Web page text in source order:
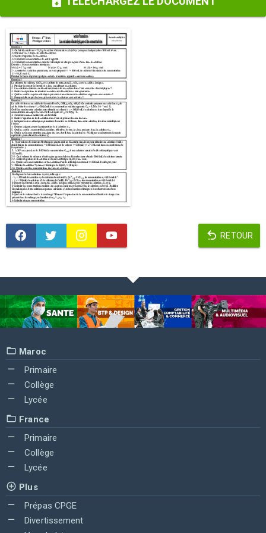
RETOUR
Maroc
Primaire
Collège
Lycée
France
Primaire
Collège
Lycée
Plus
Prépas CPGE
Divertissement